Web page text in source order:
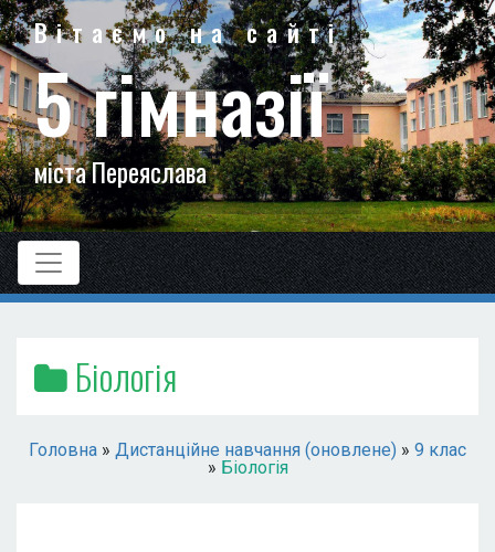
Вітаємо на сайті
5 гімназії
міста Переяслава
Біологія
Головна » Дистанційне навчання (оновлене) » 9 клас
» Біологія